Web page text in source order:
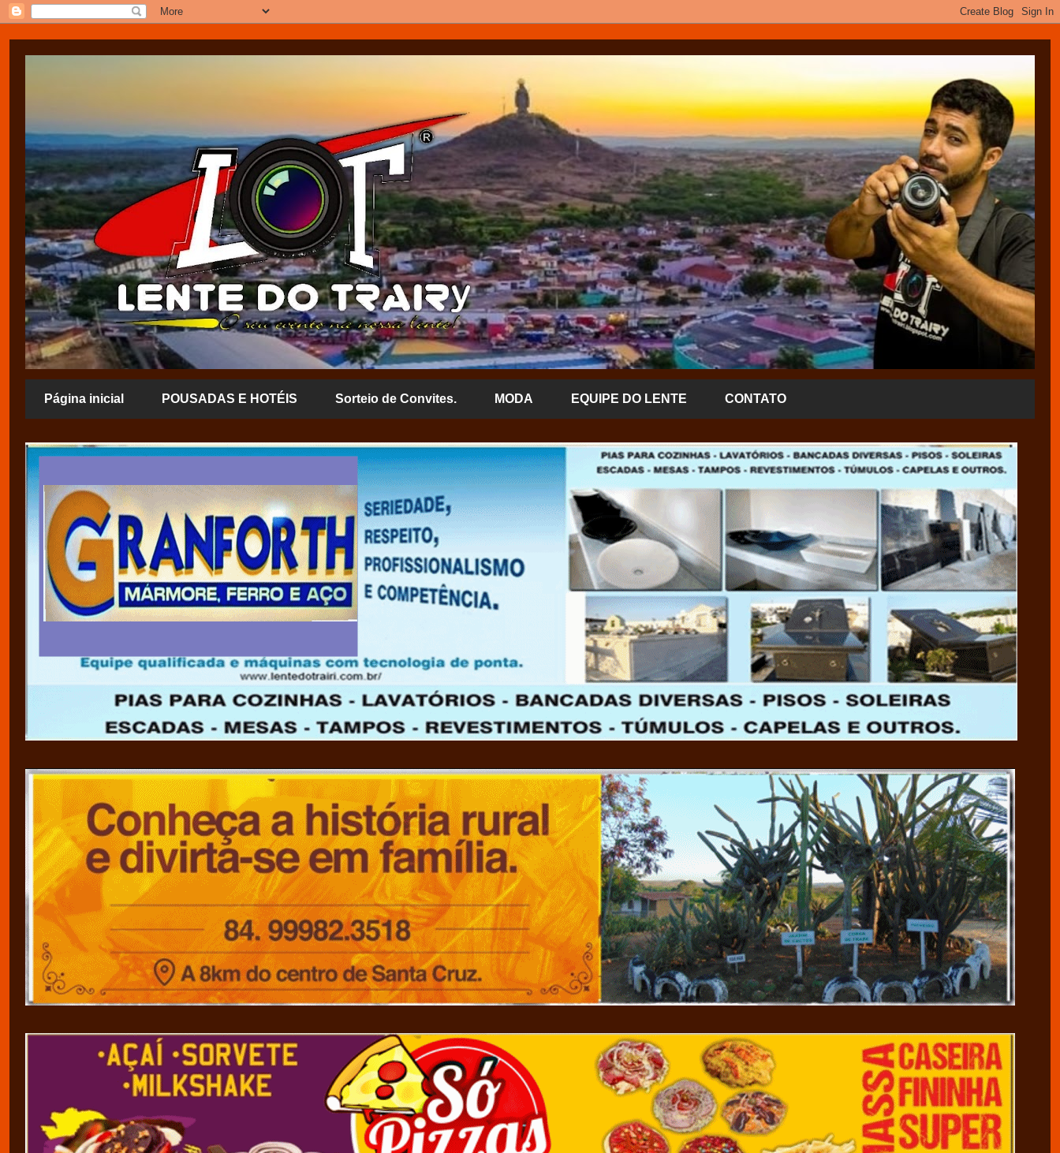
Página inicial POUSADAS E HOTÉIS Sorteio de Convites. MODA EQUIPE DO LENTE CONTATO